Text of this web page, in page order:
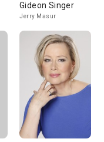
Gideon Singer
Jerry Masur